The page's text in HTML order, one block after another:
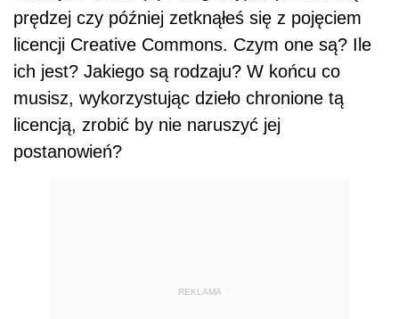
prędzej czy później zetknąłeś się z pojęciem
licencji Creative Commons. Czym one są? Ile
ich jest? Jakiego są rodzaju? W końcu co
musisz, wykorzystując dzieło chronione tą
licencją, zrobić by nie naruszyć jej
postanowień?
REKLAMA